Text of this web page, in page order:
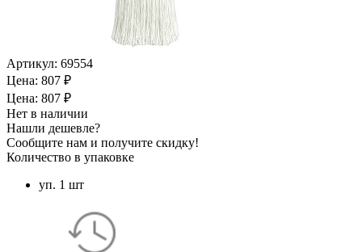
Артикул: 69554
Цена: 807 ₽
Цена: 807 ₽
Нет в наличии
Нашли дешевле?
Сообщите нам и получите скидку!
Количество в упаковке
уп. 1 шт